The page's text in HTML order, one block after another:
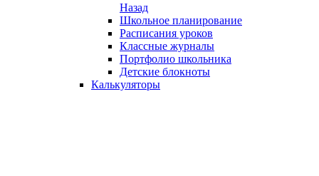
Назад
Школьное планирование
Расписания уроков
Классные журналы
Портфолио школьника
Детские блокноты
Калькуляторы